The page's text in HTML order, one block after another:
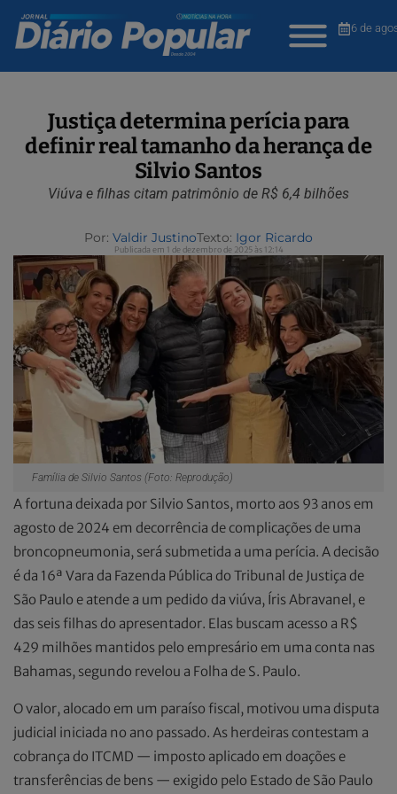
6 de
Justiça determina perícia para
definir real tamanho da herança de
Silvio Santos
Viúva e filhas citam patrimônio de R$ 6,4 bilhões
Por: Valdir JustinoTexto: Igor Ricardo
Publicada em 1 de dezembro de 2025 às 12:14
Família de Silvio Santos (Foto: Reprodução)
A fortuna deixada por Silvio Santos, morto aos 93 anos em
agosto de 2024 em decorrência de complicações de uma
broncopneumonia, será submetida a uma perícia. A decisão
é da 16ª Vara da Fazenda Pública do Tribunal de Justiça de
São Paulo e atende a um pedido da viúva, Íris Abravanel, e
das seis filhas do apresentador. Elas buscam acesso a R$
429 milhões mantidos pelo empresário em uma conta nas
Bahamas, segundo revelou a Folha de S. Paulo.
O valor, alocado em um paraíso fiscal, motivou uma disputa
judicial iniciada no ano passado. As herdeiras contestam a
cobrança do ITCMD — imposto aplicado em doações e
transferências de bens — exigido pelo Estado de São Paulo